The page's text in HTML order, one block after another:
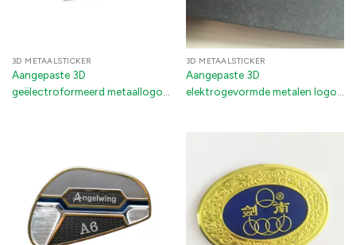
3D METAALSTICKER
Aangepaste 3D
geëlectroformeerd metaallogo
3D METAALSTICKER
Aangepaste 3D
elektrogevormde metalen logo